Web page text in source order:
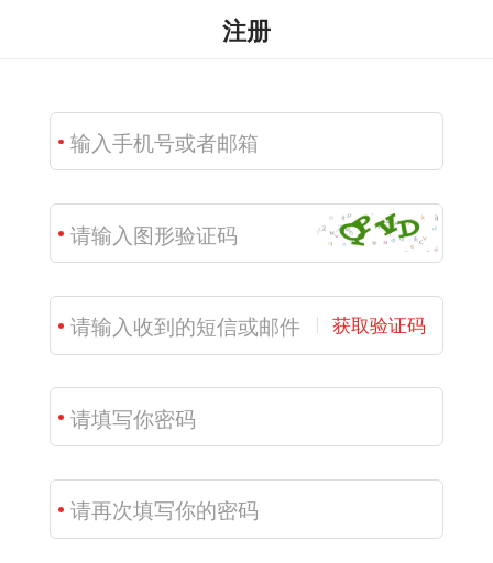
注册
获取验证码